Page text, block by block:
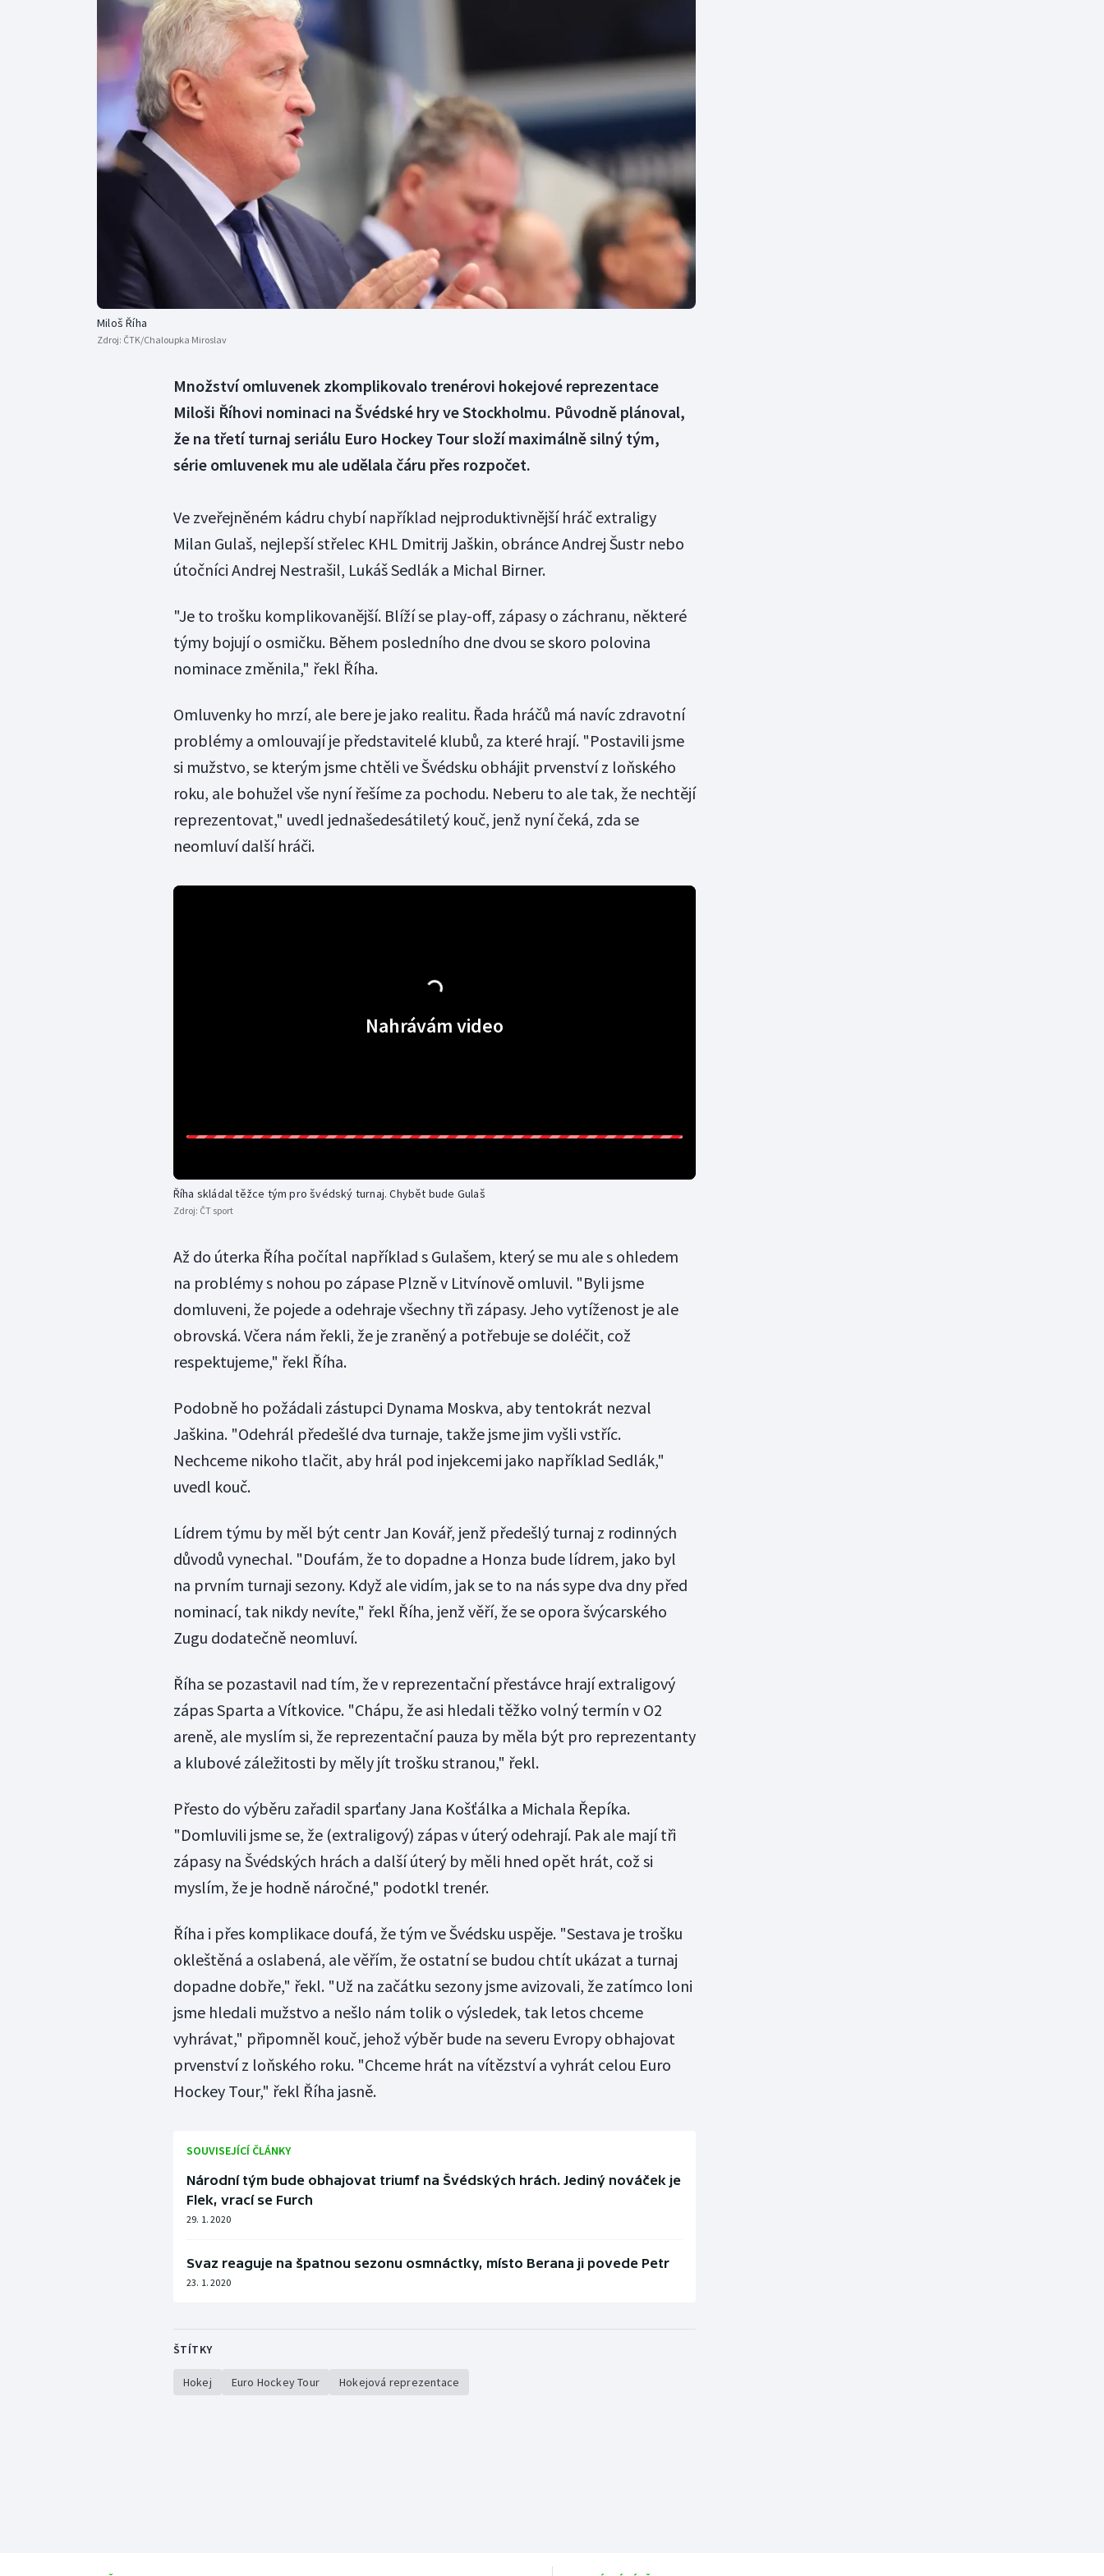
Curling
Dostihy
Florbal
Futsal
Golf
Gymnastika
Olympijské hry
Parasport
Plavání
Plážový volejbal
Vodní slalom
Volejbal
Ostatní
Miloš Říha
Zdroj: ČTK/Chaloupka Miroslav
Množství omluvenek zkomplikovalo trenérovi hokejové reprezentace
Miloši Říhovi nominaci na Švédské hry ve Stockholmu. Původně plánoval,
že na třetí turnaj seriálu Euro Hockey Tour složí maximálně silný tým,
série omluvenek mu ale udělala čáru přes rozpočet.
Ve zveřejněném kádru chybí například nejproduktivnější hráč extraligy
Milan Gulaš, nejlepší střelec KHL Dmitrij Jaškin, obránce Andrej Šustr nebo
útočníci Andrej Nestrašil, Lukáš Sedlák a Michal Birner.
"Je to trošku komplikovanější. Blíží se play-off, zápasy o záchranu, některé
týmy bojují o osmičku. Během posledního dne dvou se skoro polovina
nominace změnila," řekl Říha.
Omluvenky ho mrzí, ale bere je jako realitu. Řada hráčů má navíc zdravotní
problémy a omlouvají je představitelé klubů, za které hrají. "Postavili jsme
si mužstvo, se kterým jsme chtěli ve Švédsku obhájit prvenství z loňského
roku, ale bohužel vše nyní řešíme za pochodu. Neberu to ale tak, že nechtějí
reprezentovat," uvedl jednašedesátiletý kouč, jenž nyní čeká, zda se
neomluví další hráči.
Nahrávám video
Říha skládal těžce tým pro švédský turnaj. Chybět bude Gulaš
Zdroj: ČT sport
Až do úterka Říha počítal například s Gulašem, který se mu ale s ohledem
na problémy s nohou po zápase Plzně v Litvínově omluvil. "Byli jsme
domluveni, že pojede a odehraje všechny tři zápasy. Jeho vytíženost je ale
obrovská. Včera nám řekli, že je zraněný a potřebuje se doléčit, což
respektujeme," řekl Říha.
Podobně ho požádali zástupci Dynama Moskva, aby tentokrát nezval
Jaškina. "Odehrál předešlé dva turnaje, takže jsme jim vyšli vstříc.
Nechceme nikoho tlačit, aby hrál pod injekcemi jako například Sedlák,"
uvedl kouč.
Lídrem týmu by měl být centr Jan Kovář, jenž předešlý turnaj z rodinných
důvodů vynechal. "Doufám, že to dopadne a Honza bude lídrem, jako byl
na prvním turnaji sezony. Když ale vidím, jak se to na nás sype dva dny před
nominací, tak nikdy nevíte," řekl Říha, jenž věří, že se opora švýcarského
Zugu dodatečně neomluví.
Říha se pozastavil nad tím, že v reprezentační přestávce hrají extraligový
zápas Sparta a Vítkovice. "Chápu, že asi hledali těžko volný termín v O2
areně, ale myslím si, že reprezentační pauza by měla být pro reprezentanty
a klubové záležitosti by měly jít trošku stranou," řekl.
Přesto do výběru zařadil sparťany Jana Košťálka a Michala Řepíka.
"Domluvili jsme se, že (extraligový) zápas v úterý odehrají. Pak ale mají tři
zápasy na Švédských hrách a další úterý by měli hned opět hrát, což si
myslím, že je hodně náročné," podotkl trenér.
Říha i přes komplikace doufá, že tým ve Švédsku uspěje. "Sestava je trošku
okleštěná a oslabená, ale věřím, že ostatní se budou chtít ukázat a turnaj
dopadne dobře," řekl. "Už na začátku sezony jsme avizovali, že zatímco loni
jsme hledali mužstvo a nešlo nám tolik o výsledek, tak letos chceme
vyhrávat," připomněl kouč, jehož výběr bude na severu Evropy obhajovat
prvenství z loňského roku. "Chceme hrát na vítězství a vyhrát celou Euro
Hockey Tour," řekl Říha jasně.
SOUVISEJÍCÍ ČLÁNKY
Národní tým bude obhajovat triumf na Švédských hrách. Jediný nováček je
Flek, vrací se Furch
29. 1. 2020
Svaz reaguje na špatnou sezonu osmnáctky, místo Berana ji povede Petr
23. 1. 2020
ŠTÍTKY
Hokej Euro Hockey Tour Hokejová reprezentace